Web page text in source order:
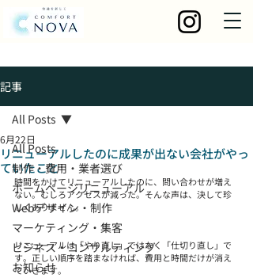
記事
All Posts
制作・費用・業者選び
ホームページリニューアル
Webデザイン・制作
マーケティング・集客
ビジネス・コンサルティング
お知らせ
All Posts
リニューアルしたのに成果が出ない会社がやっ
ていたこと
6月22日
時間をかけてリニューアルしたのに、問い合わせが増え
ない。むしろアクセスが減った。そんな声は、決して珍
しくありません。
リニューアルは「やり直し」ではなく「仕切り直し」で
す。正しい順序を踏まなければ、費用と時間だけが消え
ていきます。